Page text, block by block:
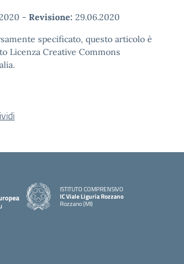
- Revisione: 29.06.2020
specificato, questo articolo è
Licenza Creative Commons
ISTITUTO COMPRENSIVO
IC Viale Liguria Rozzano
Rozzano (MI)